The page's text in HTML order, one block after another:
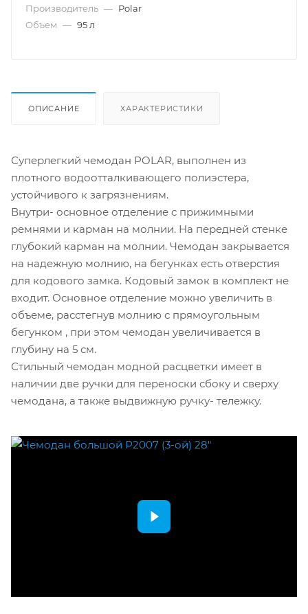
Производитель — Polar
Объем — 95 л
ОПИСАНИЕ ХАРАКТЕРИСТИКИ
Суперлегкий чемодан POLAR, выполнен из
плотного водоотталкивающего полиэстера,
устойчивого к загрязнениям.
Внутри- основное отделение с прижимными
ремнями и карман на молнии. На передней стенке
глубокий карман на молнии. Чемодан закрывается
на надежную молнию, на бегунках есть отверстия
для кодового замка. Кодовый замок в комплект не
входит. Основное отделение можно увеличить в
объеме, расстегнув молнию с прямоугольным
бегунком , при этом чемодан увеличивается в
глубину на 5 см.
Стильный чемодан модной расцветки имеет в
наличии две ручки для переноски сбоку и сверху
чемодана, а также выдвижную ручку- тележку.